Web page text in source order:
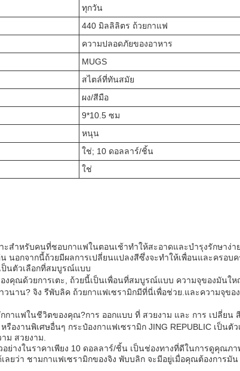
ทุกวัน
440 มิลลิลิตร ถ้วยกาแฟ
ความปลอดภัยของอาหาร
MUGS
สไตล์ที่ทันสมัย
ผง/สีมือ
9*10.5 ซม
หนุน
ใช่; 10 ดอลลาร์/ชิ้น
ใช่
สําหรับคนที่ชอบกาแฟในตอนเช้าทําให้สะอาดและบํารุงรักษาง่
นอกจากนี้ถ้วยมีผลการเปลี่ยนแปลงสีซึ่งจะทําให้เพื่อนและครอบ
ป็นตัวเลือกที่สมบูรณ์แบบ
งคุณด้วยการเตะ, ถ้วยนี้เป็นเพื่อนที่สมบูรณ์แบบ ความจุของมันใ
วนาน? จิง รีพับลิค ถ้วยกาแฟเซรามิกมีที่นี่เพื่อช่วย.และความจุ
แฟในชีวิตของคุณ?การ ออกแบบ ที่ สวยงาม และ การ เปลี่ยน
องานพิเศษอื่นๆ กระป๋องกาแฟเซรามิก JING REPUBLIC เป็น
ม สวยงาม.
อย่างในราคาเพียง 10 ดอลลาร์/ชิ้น เป็นช่องทางที่ดีในการดูคุ
ยว่า ชามกาแฟเซรามิกของจิง พับบลิก จะมีอยู่เมื่อคุณต้องการมัน